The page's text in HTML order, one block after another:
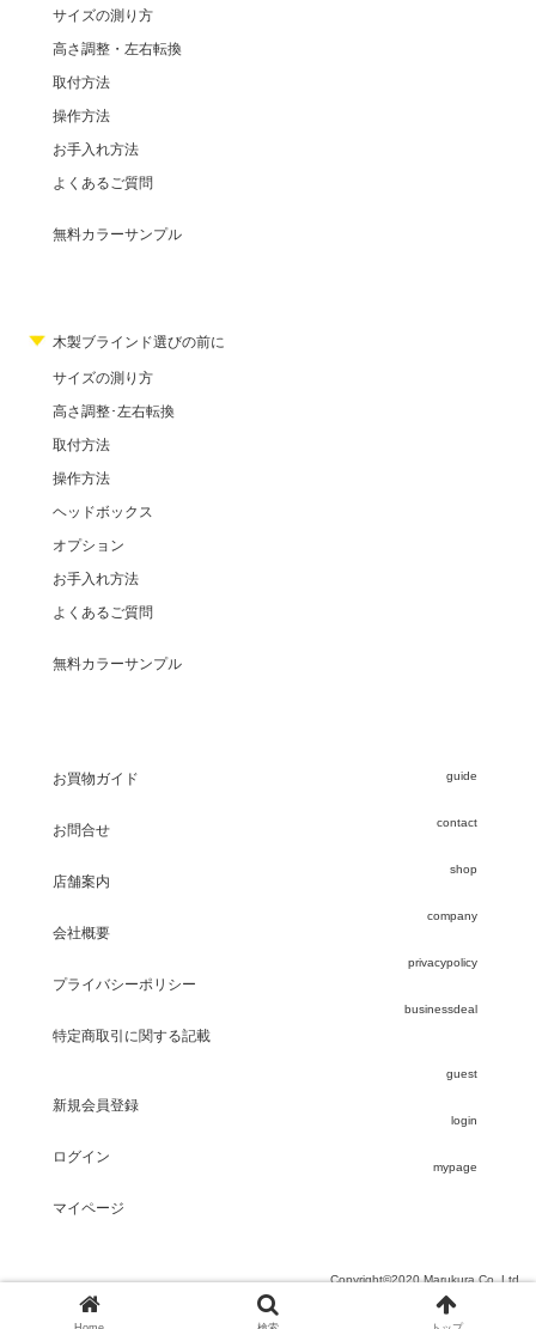
サイズの測り方
高さ調整・左右転換
取付方法
操作方法
お手入れ方法
よくあるご質問
無料カラーサンプル
木製ブラインド選びの前に
サイズの測り方
高さ調整･左右転換
取付方法
操作方法
ヘッドボックス
オプション
お手入れ方法
よくあるご質問
無料カラーサンプル
お買物ガイド
お問合せ
店舗案内
会社概要
プライバシーポリシー
特定商取引に関する記載
新規会員登録
ログイン
マイページ
guide
contact
shop
company
privacypolicy
businessdeal
guest
login
mypage
Copyright©2020 Marukura Co.,Ltd.
このWEBサイトに掲載のイラスト・写真・文章の無断転載を禁じます